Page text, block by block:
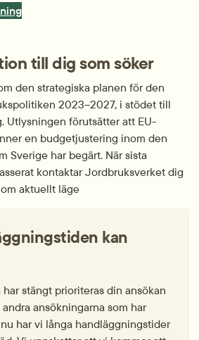
till dig som söker
den strategiska planen för den
2023–2027, i stödet till
Utlysningen förutsätter att EU-
en budgetjustering inom den
Sverige har begärt. När sista
kontaktar Jordbruksverket dig
aktuellt läge
kan
stängt prioriteras din ansökan
ansökningarna som har
har vi långa handläggningstider